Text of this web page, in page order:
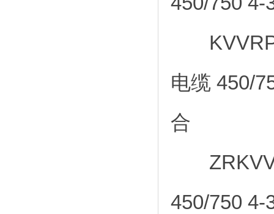
KVVRP
电缆 450/
合
ZRKVV
450/750 4-